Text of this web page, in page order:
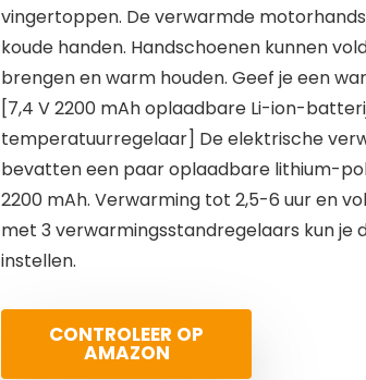
vingertoppen. De verwarmde
koude handen. Handschoenen kunnen
brengen en warm houden. Geef je een
[7,4 V 2200 mAh oplaadbare Li-ion-
temperatuurregelaar] De elektrische
bevatten een paar oplaadbare lithium-
2200 mAh. Verwarming tot 2,5-6 uur en
met 3 verwarmingsstandregelaars kun je
instellen.
CONTROLEER OP
AMAZON